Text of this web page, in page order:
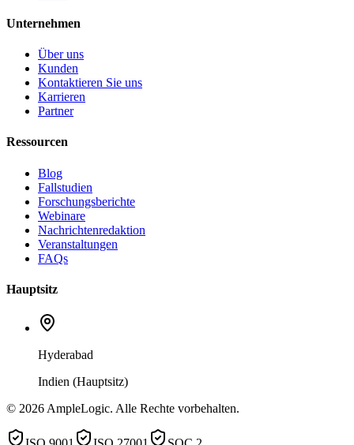
Unternehmen
Über uns
Kunden
Kontaktieren Sie uns
Karrieren
Partner
Ressourcen
Blog
Fallstudien
Forschungsberichte
Webinare
Nachrichtenredaktion
Veranstaltungen
FAQs
Hauptsitz
Hyderabad
Indien (Hauptsitz)
© 2026 AmpleLogic. Alle Rechte vorbehalten.